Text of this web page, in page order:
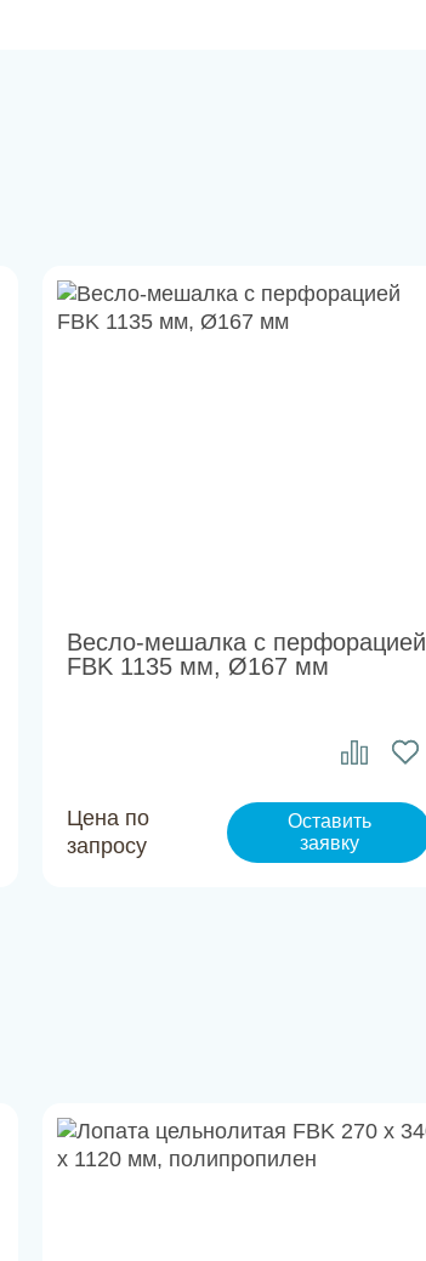
Весло-мешалка с перфорацией
FBK 1135 мм, Ø167 мм
Цена по
запросу
Оставить
заявку